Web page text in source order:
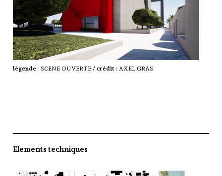
légende : SCENE OUVERTE / crédit : AXEL GRAS
Elements techniques